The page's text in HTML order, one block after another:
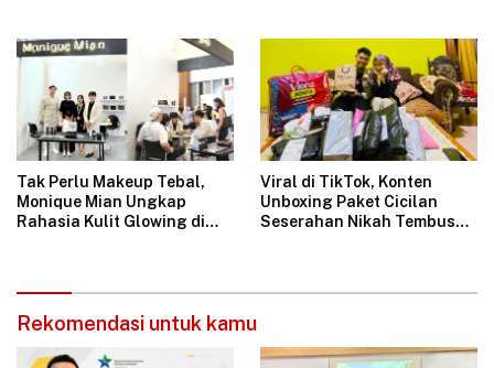
Tak Perlu Makeup Tebal,
Monique Mian Ungkap
Rahasia Kulit Glowing di
Viral di TikTok, Konten
Unboxing Paket Cicilan
Seserahan Nikah Tembus
Rekomendasi untuk kamu